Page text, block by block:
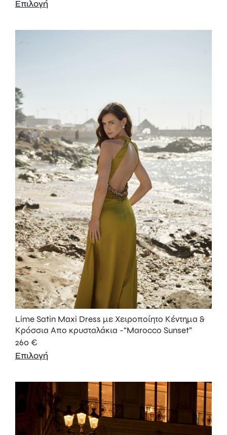
Επιλογή
Lime Satin Maxi Dress με Χειροποίητο Κέντημα &
Κρόσσια Aπο κρυσταλάκια -“Marocco Sunset”
260 €
Επιλογή